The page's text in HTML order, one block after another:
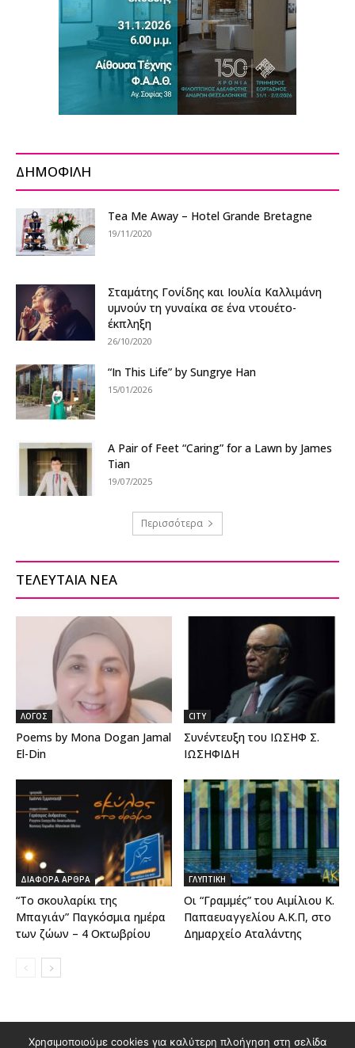
ΔΗΜΟΦΙΛΗ
Tea Me Away – Hotel Grande Bretagne
19/11/2020
Σταμάτης Γονίδης και Ιουλία Καλλιμάνη
υμνούν τη γυναίκα σε ένα ντουέτο-
έκπληξη
26/10/2020
“In This Life” by Sungrye Han
15/01/2026
A Pair of Feet “Caring” for a Lawn by James
Tian
19/07/2025
Περισσότερα
ΤΕΛΕΥΤΑΙΑ ΝΕΑ
ΛΟΓΟΣ
Poems by Mona Dogan Jamal
El-Din
CITY
Συνέντευξη του ΙΩΣΗΦ Σ.
ΙΩΣΗΦΙΔΗ
ΔΙΑΦΟΡΑ ΑΡΘΡΑ
“Το σκουλαρίκι της
Μπαγιάν” Παγκόσμια ημέρα
των ζώων – 4 Οκτωβρίου
ΓΛΥΠΤΙΚΗ
Οι “Γραμμές” του Αιμίλιου Κ.
Παπαευαγγελίου Α.Κ.Π, στο
Δημαρχείο Αταλάντης
Διαφημιστείτε στο Polis Magazino
Χρησιμοποιούμε cookies για καλύτερη πλοήγηση στη σελίδα